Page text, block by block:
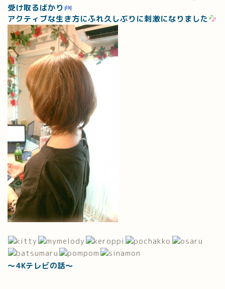
受け取るばかり
アクティブな生き方にふれ久しぶりに刺激になりました
～4Kテレビの話～